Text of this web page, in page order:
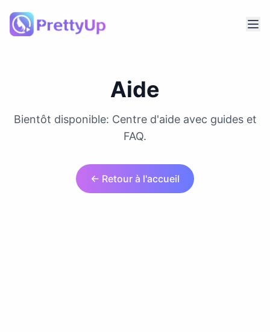
Aide
Bientôt disponible: Centre d'aide avec guides et
FAQ.
← Retour à l'accueil